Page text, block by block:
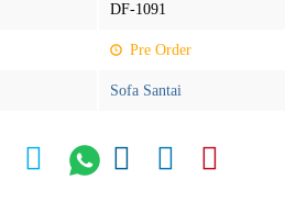
DF-1091
Pre Order
Sofa Santai